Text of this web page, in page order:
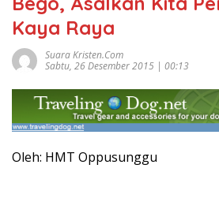
Kaya Raya
Suara Kristen.com
Sabtu, 26 Desember 2015 | 00:13
Oleh: HMT Oppusunggu